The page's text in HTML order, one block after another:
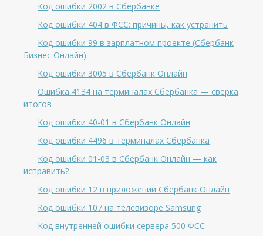
Код ошибки 2002 в Сбербанке
Код ошибки 404 в ФСС: причины, как устранить
Код ошибки 99 в зарплатном проекте (Сбербанк
Бизнес Онлайн)
Код ошибки 3005 в Сбербанк Онлайн
Ошибка 4134 на терминалах Сбербанка — сверка
итогов
Код ошибки 40-01 в Сбербанк Онлайн
Код ошибки 4496 в терминалах Сбербанка
Код ошибки 01-03 в Сбербанк Онлайн — как
исправить?
Код ошибки 12 в приложении Сбербанк Онлайн
Код ошибки 107 на телевизоре Samsung
Код внутренней ошибки сервера 500 ФСС